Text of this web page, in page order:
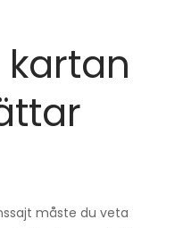
kartan
måste du veta